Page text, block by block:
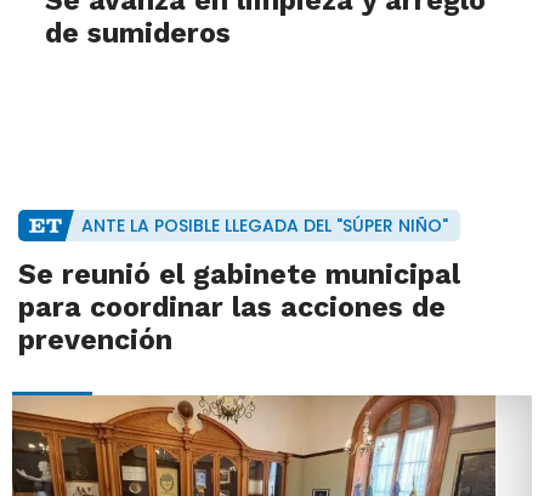
de sumideros
ANTE LA POSIBLE LLEGADA DEL "SÚPER NIÑO"
Se reunió el gabinete municipal
para coordinar las acciones de
prevención